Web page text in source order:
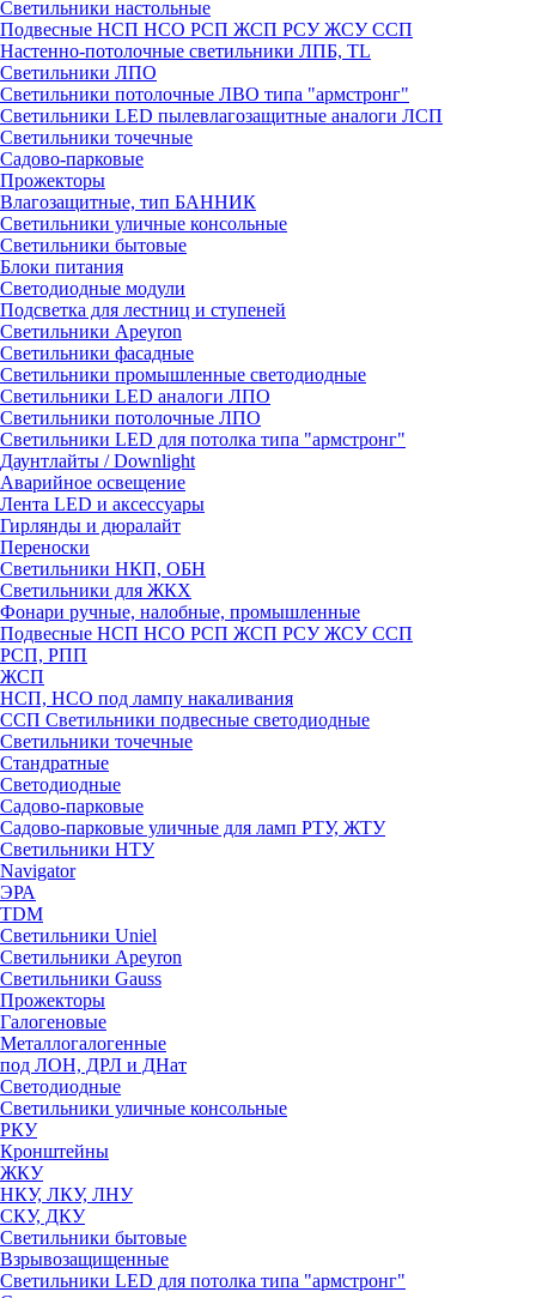
Светильники настольные
Подвесные НСП НСО РСП ЖСП РСУ ЖСУ ССП
Настенно-потолочные светильники ЛПБ, TL
Светильники ЛПО
Светильники потолочные ЛВО типа "армстронг"
Светильники LED пылевлагозащитные аналоги ЛСП
Светильники точечные
Садово-парковые
Прожекторы
Влагозащитные, тип БАННИК
Светильники уличные консольные
Светильники бытовые
Блоки питания
Светодиодные модули
Подсветка для лестниц и ступеней
Светильники Apeyron
Светильники фасадные
Светильники промышленные светодиодные
Светильники LED аналоги ЛПО
Светильники потолочные ЛПО
Светильники LED для потолка типа "армстронг"
Даунтлайты / Downlight
Аварийное освещение
Лента LED и аксессуары
Гирлянды и дюралайт
Переноски
Светильники НКП, ОБН
Светильники для ЖКХ
Фонари ручные, налобные, промышленные
Подвесные НСП НСО РСП ЖСП РСУ ЖСУ ССП
РСП, РПП
ЖСП
НСП, НСО под лампу накаливания
ССП Светильники подвесные светодиодные
Светильники точечные
Стандратные
Светодиодные
Садово-парковые
Садово-парковые уличные для ламп РТУ, ЖТУ
Светильники НТУ
Navigator
ЭРА
TDM
Светильники Uniel
Светильники Apeyron
Светильники Gauss
Прожекторы
Галогеновые
Металлогалогенные
под ЛОН, ДРЛ и ДНат
Светодиодные
Светильники уличные консольные
РКУ
Кронштейны
ЖКУ
НКУ, ЛКУ, ЛНУ
СКУ, ДКУ
Светильники бытовые
Взрывозащищенные
Светильники LED для потолка типа "армстронг"